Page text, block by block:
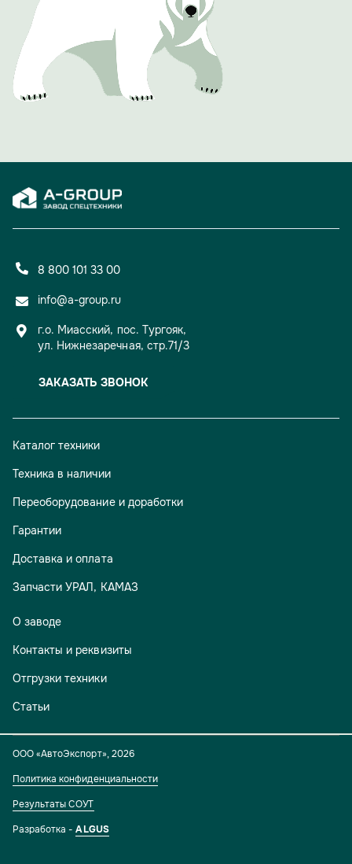
Каталог техники
Техника в наличии
Переоборудование и доработки
Гарантии
Доставка и оплата
Запчасти УРАЛ, КАМАЗ
О заводе
Контакты и реквизиты
Отгрузки техники
Статьи
8 800 101 33 00
info@a-group.ru
г.о. Миасский, пос. Тургояк,
ул. Нижнезаречная, стр.71/3
ЗАКАЗАТЬ ЗВОНОК
ООО «АвтоЭкспорт»,2026
Политика конфиденциальности
Результаты СОУТ
Разработка -ALGUS